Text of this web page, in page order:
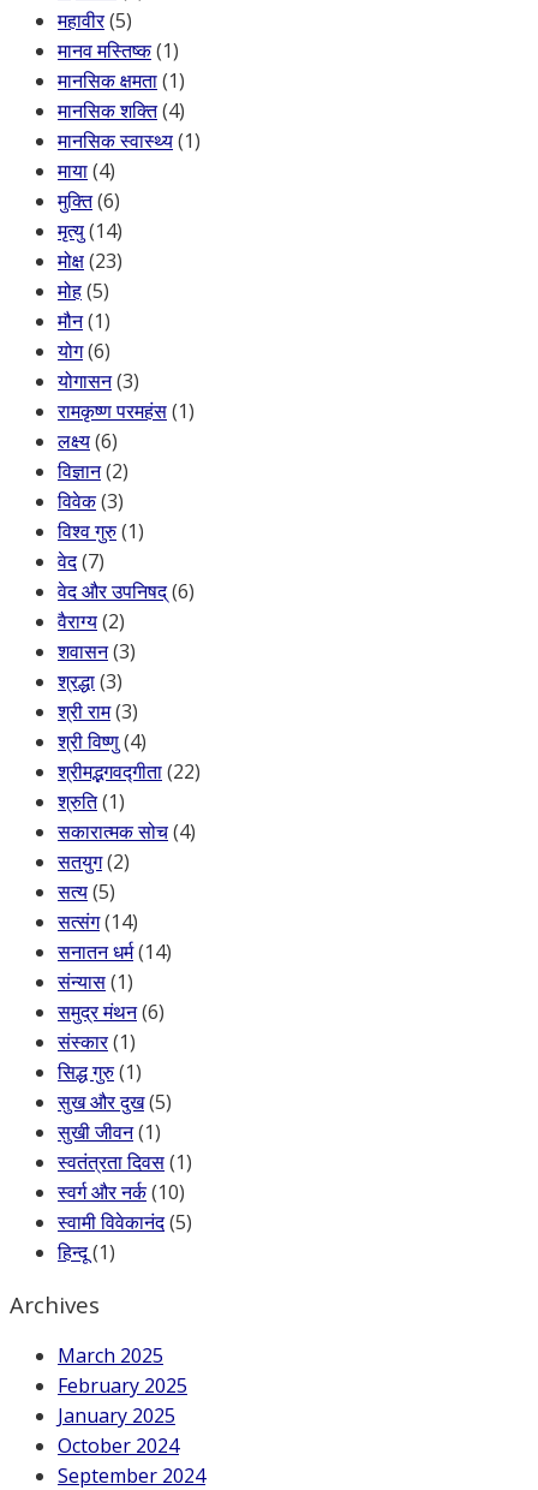
महावीर(5)
मानव मस्तिष्क(1)
मानसिक क्षमता(1)
मानसिक शक्ति(4)
मानसिक स्वास्थ्य(1)
माया(4)
मुक्ति(6)
मृत्यु(14)
मोक्ष(23)
मोह(5)
मौन(1)
योग(6)
योगासन(3)
रामकृष्ण परमहंस(1)
लक्ष्य(6)
विज्ञान(2)
विवेक(3)
विश्व गुरु(1)
वेद(7)
वेद और उपनिषद्(6)
वैराग्य(2)
शवासन(3)
श्रद्धा(3)
श्री राम(3)
श्री विष्णु(4)
श्रीमद्भगवद्गीता(22)
श्रुति(1)
सकारात्मक सोच(4)
सतयुग(2)
सत्य(5)
सत्संग(14)
सनातन धर्म(14)
संन्यास(1)
समुद्र मंथन(6)
संस्कार(1)
सिद्ध गुरु(1)
सुख और दुख(5)
सुखी जीवन(1)
स्वतंत्रता दिवस(1)
स्वर्ग और नर्क(10)
स्वामी विवेकानंद(5)
हिन्दू(1)
Archives
March 2025
February 2025
January 2025
October 2024
September 2024